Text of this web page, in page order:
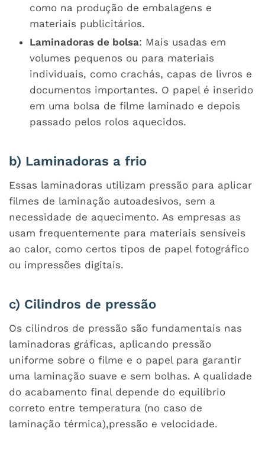
como na produção de embalagens e
materiais publicitários.
Laminadoras de bolsa: Mais usadas em
volumes pequenos ou para materiais
individuais, como crachás, capas de livros e
documentos importantes. O papel é inserido
em uma bolsa de filme laminado e depois
passado pelos rolos aquecidos.
b) Laminadoras a frio
Essas laminadoras utilizam pressão para aplicar
filmes de laminação autoadesivos, sem a
necessidade de aquecimento. As empresas as
usam frequentemente para materiais sensíveis
ao calor, como certos tipos de papel fotográfico
ou impressões digitais.
c) Cilindros de pressão
Os cilindros de pressão são fundamentais nas
laminadoras gráficas, aplicando pressão
uniforme sobre o filme e o papel para garantir
uma laminação suave e sem bolhas. A qualidade
do acabamento final depende do equilíbrio
correto entre temperatura (no caso de
laminação térmica),pressão e velocidade.